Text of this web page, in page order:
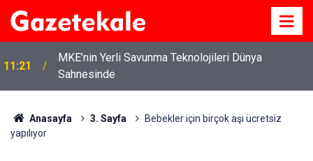
11:21
MKE’nin Yerli Savunma Teknolojileri Dünya
Sahnesinde
Anasayfa 3. Sayfa
Bebekler için birçok aşı ücretsiz
yapılıyor